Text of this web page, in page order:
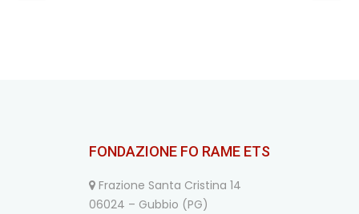
FONDAZIONE FO RAME ETS
Frazione Santa Cristina 14
06024 – Gubbio (PG)